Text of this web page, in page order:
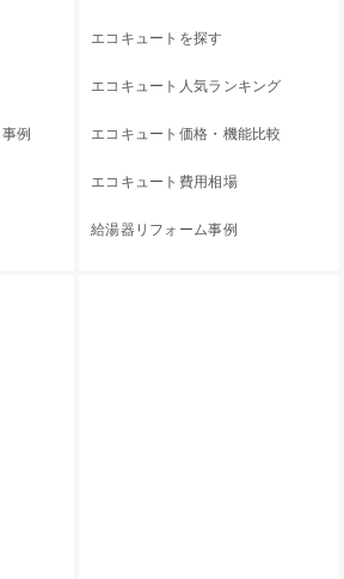
例
エコキュートを探す
エコキュート人気ランキング
エコキュート価格・機能比較
エコキュート費用相場
給湯器リフォーム事例